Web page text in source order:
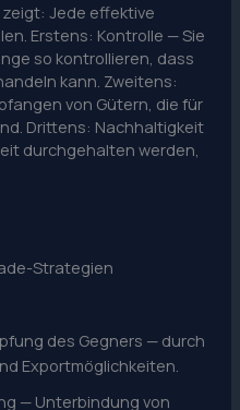
Jede effektive
Erstens: Kontrolle — Sie
so kontrollieren, dass
kann. Zweitens:
von Gütern, die für
Drittens: Nachhaltigkeit
durchgehalten werden,
Strategien
des Gegners — durch
Exportmöglichkeiten.
— Unterbindung von